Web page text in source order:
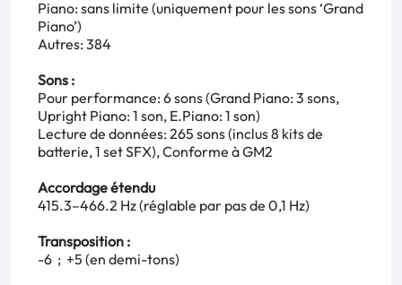
Piano: sans limite (uniquement pour les sons ‘Grand
Piano’)
Autres: 384
Sons :
Pour performance: 6 sons (Grand Piano: 3 sons,
Upright Piano: 1 son, E.Piano: 1 son)
Lecture de données: 265 sons (inclus 8 kits de
batterie, 1 set SFX), Conforme à GM2
Accordage étendu
415.3–466.2 Hz (réglable par pas de 0,1 Hz)
Transposition :
-6 ; +5 (en demi-tons)